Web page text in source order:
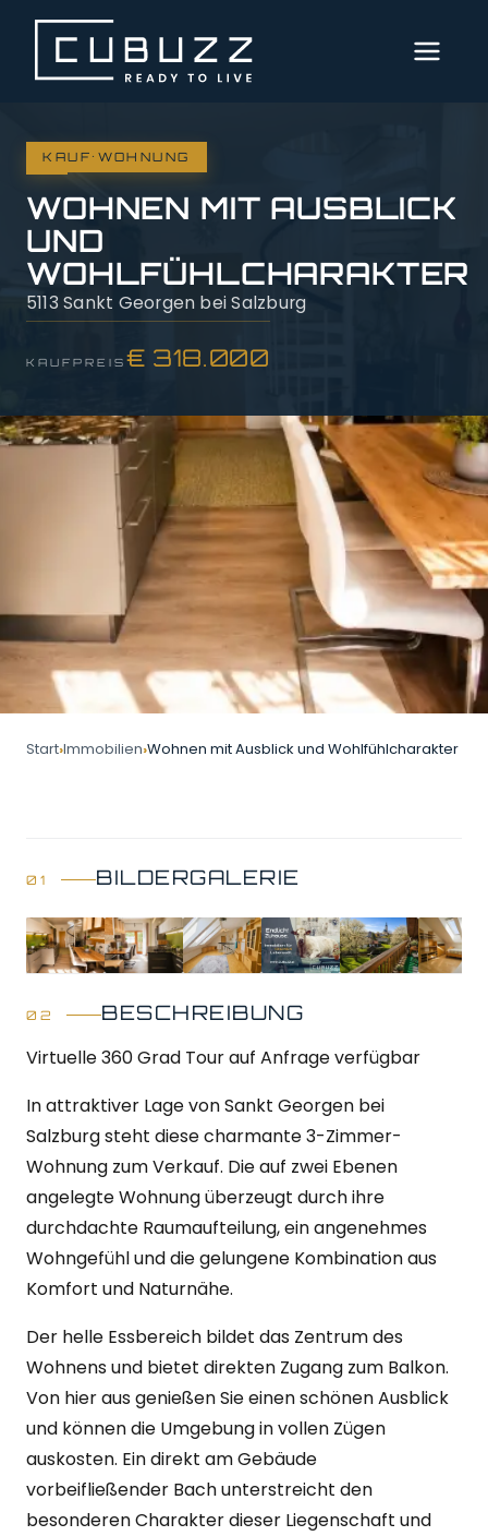
MENÜ
AKTUELLE
IMMOBILIEN
DIENSTLEISTUNGEN
ÜBER
UNS
SERVICE
IMPRESSUM
DATENSCHUTZ
KAUF · WOHNUNG
WOHNEN MIT AUSBLICK
UND
WOHLFÜHLCHARAKTER
5113 Sankt Georgen bei Salzburg
KAUFPREIS € 318.000
Start Immobilien Wohnen mit Ausblick und Wohlfühlcharakter
BILDERGALERIE
GALERIE ÖFFNEN 9 Bilder
BESCHREIBUNG
Virtuelle 360 Grad Tour auf Anfrage verfügbar
In attraktiver Lage von Sankt Georgen bei
Salzburg steht diese charmante 3-Zimmer-
Wohnung zum Verkauf. Die auf zwei Ebenen
angelegte Wohnung überzeugt durch ihre
durchdachte Raumaufteilung, ein angenehmes
Wohngefühl und die gelungene Kombination aus
Komfort und Naturnähe.
Der helle Essbereich bildet das Zentrum des
Wohnens und bietet direkten Zugang zum Balkon.
Von hier aus genießen Sie einen schönen Ausblick
und können die Umgebung in vollen Zügen
auskosten. Ein direkt am Gebäude
vorbeifließender Bach unterstreicht den
besonderen Charakter dieser Liegenschaft und